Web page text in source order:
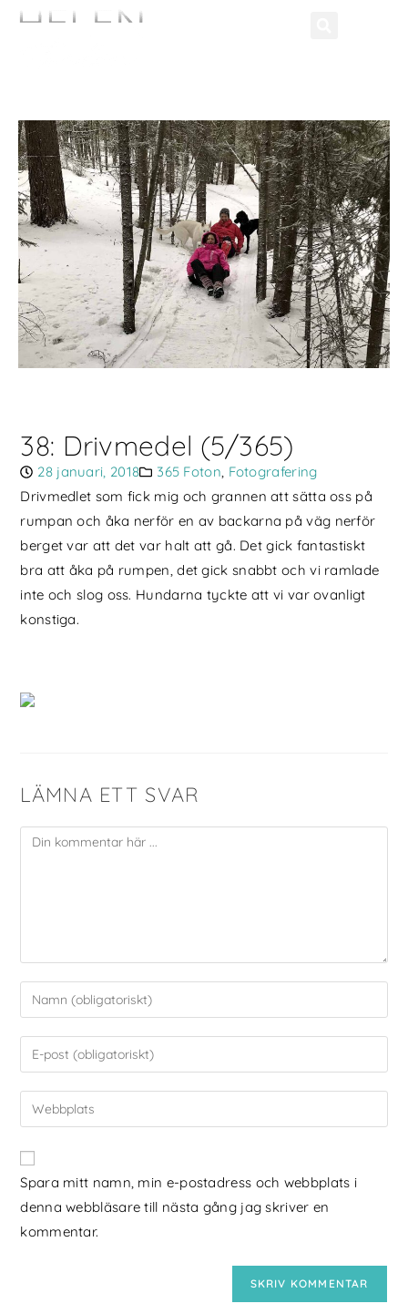
38: Drivmedel (5/365)
28 januari, 2018 365 Foton, Fotografering
Drivmedlet som fick mig och grannen att sätta oss på
rumpan och åka nerför en av backarna på väg nerför
berget var att det var halt att gå. Det gick fantastiskt
bra att åka på rumpen, det gick snabbt och vi ramlade
inte och slog oss. Hundarna tyckte att vi var ovanligt
konstiga.
LÄMNA ETT SVAR
Spara mitt namn, min e-postadress och webbplats i
denna webbläsare till nästa gång jag skriver en
kommentar.